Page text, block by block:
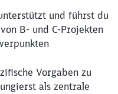
und führst du
B‑ und C‑Projekten
Vorgaben zu
als zentrale